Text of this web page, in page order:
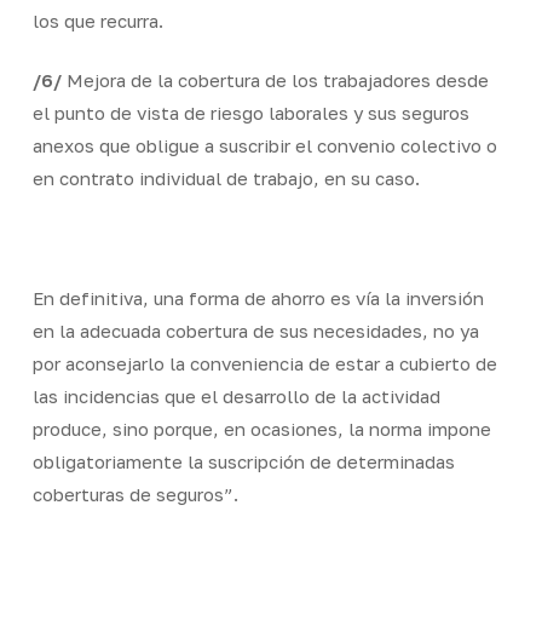
los que recurra.
/6/Mejora de la cobertura de los trabajadores desde
el punto de vista de riesgo laborales y sus seguros
anexos que obligue a suscribir el convenio colectivo o
en contrato individual de trabajo, en su caso.
En definitiva, una forma de ahorro es vía la inversión
en la adecuada cobertura de sus necesidades, no ya
por aconsejarlo la conveniencia de estar a cubierto de
las incidencias que el desarrollo de la actividad
produce, sino porque, en ocasiones, la norma impone
obligatoriamente la suscripción de determinadas
coberturas de seguros”.